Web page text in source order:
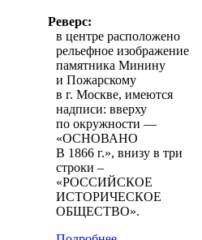
Реверс:
в центре расположено
рельефное изображение
памятника Минину
и Пожарскому
в г. Москве, имеются
надписи: вверху
по окружности —
«ОСНОВАНО
В 1866 г.», внизу в три
строки –
«РОССИЙСКОЕ
ИСТОРИЧЕСКОЕ
ОБЩЕСТВО».